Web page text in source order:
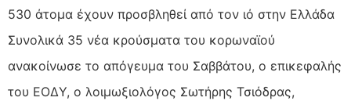
530 άτομα έχουν προσβληθεί από τον ιό στην Ελλάδα
Συνολικά 35 νέα κρούσματα του κορωναϊού
ανακοίνωσε το απόγευμα του Σαββάτου, ο επικεφαλής
του ΕΟΔΥ, ο λοιμωξιολόγος Σωτήρης Τσιόδρας,